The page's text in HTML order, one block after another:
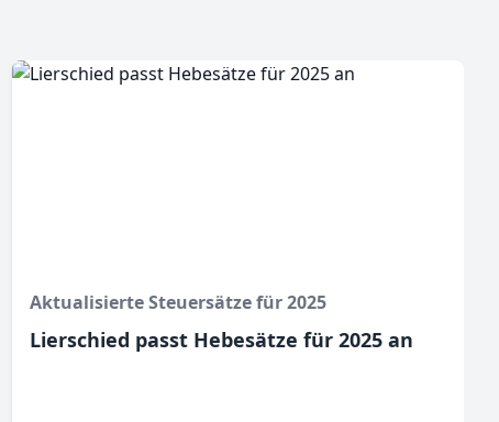
Aktualisierte Steuersätze für 2025
Lierschied passt Hebesätze für 2025 an